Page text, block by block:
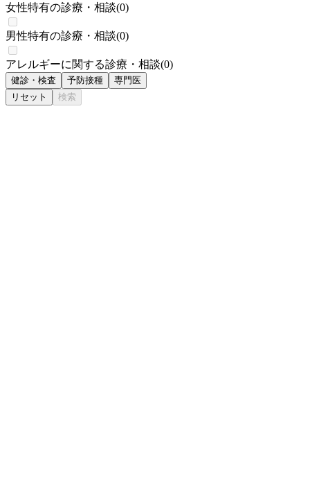
女性特有の診療・相談(0)
男性特有の診療・相談(0)
アレルギーに関する診療・相談(0)
健診・検査 予防接種
専門医
リセット
検索